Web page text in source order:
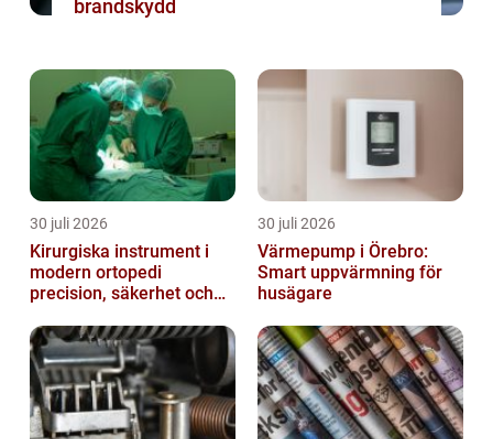
brandskydd
30 juli 2026
Kirurgiska instrument i
modern ortopedi
precision, säkerhet och
30 juli 2026
Värmepump i Örebro:
Smart uppvärmning för
husägare